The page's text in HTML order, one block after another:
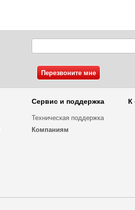
Сервис и поддержка
Техническая поддержка
Компаниям
К